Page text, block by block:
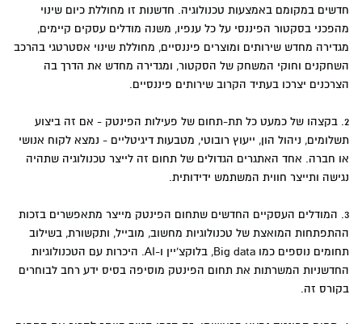
חדשים במקומם באמצעות טכנולוגיה. חדשנות זו מחוללת כיום שינוי
מהפכני בסקטור הפיננסי על כל ענפיו, משנה מודלים עסקים קיימים,
מגדירה מחדש שירותים ומוצרים פיננסיים, מחוללת שינוי אסטרטגי בהרכב
השחקנים וחוקי המשחק של הסקטור, ומגדירה מחדש את הדרך בה
הצרכנים יצרכו בעתיד הקרוב שירותים פיננסיים.
2. בקצהו של כמעט כל תת-תחום של פעילות הפינטק - אם זה ביצוע
תשלומים, ניהול הון, ייעוץ רובוטי, מטבעות דיגיטליים - נמצא לקוח אנושי
או חברה. אחד האתגרים הגדולים של תחום זה לייצר טכנולוגיה שתהיה
נגישה ותייצר חווית המשתמש ידידותית.
3. המודלים העסקיים החדשים שתחום הפינטק מייצר מתאפשרים בזכות
ההתפתחות המואצת של טכנולוגיות מחשוב, מובייל, ותקשורת, בשילוב
תחומים נוספים כמו Big data, בלוקצ'יין ו-AI. היכרות עם הטכנולוגיות
החדשניות המשרתות את תחום הפינטק מוסיפה בסיס ידע רחב לבוחרים
בקורס זה.